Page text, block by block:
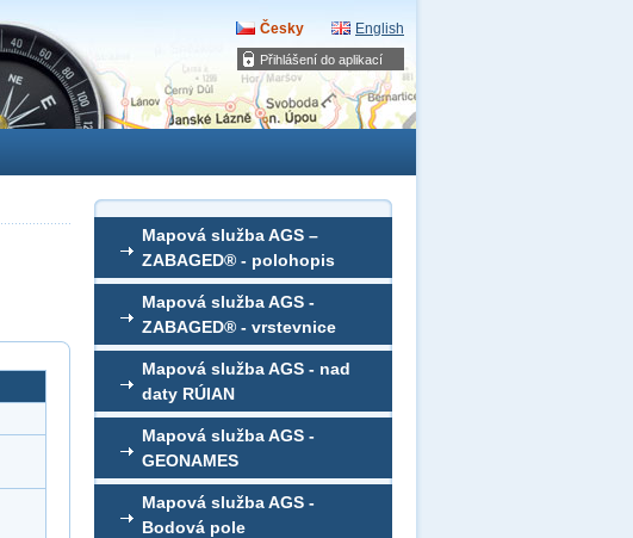
Přihlášení do aplikací
Česky English
Mapová služba AGS –
ZABAGED® - polohopis
Mapová služba AGS -
ZABAGED® - vrstevnice
Mapová služba AGS - nad
daty RÚIAN
Mapová služba AGS -
GEONAMES
Mapová služba AGS -
Bodová pole